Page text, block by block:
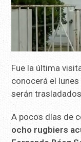
Fue la última
conocerá el
serán
A pocos días de
ocho rugbiers